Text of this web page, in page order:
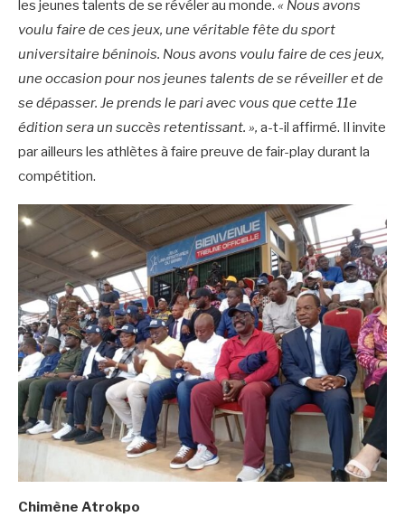
les jeunes talents de se révéler au monde. « Nous avons
voulu faire de ces jeux, une véritable fête du sport
universitaire béninois. Nous avons voulu faire de ces jeux,
une occasion pour nos jeunes talents de se réveiller et de
se dépasser. Je prends le pari avec vous que cette 11e
édition sera un succès retentissant. », a-t-il affirmé. Il invite
par ailleurs les athlètes à faire preuve de fair-play durant la
compétition.
Chimène Atrokpo